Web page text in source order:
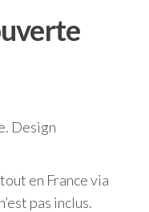
Design
en France via
pas inclus.